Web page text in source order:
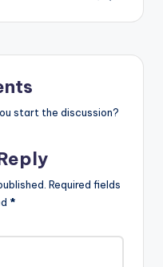
start the discussion?
Required fields
*